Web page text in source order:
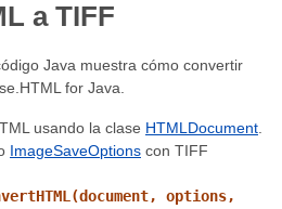
a TIFF
Java muestra cómo convertir
for Java.
usando la clase HTMLDocument
ImageSaveOptions con TIFF
options,